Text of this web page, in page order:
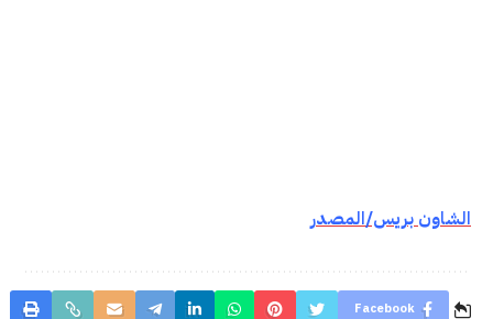
الشاون بريس/المصدر
Facebook